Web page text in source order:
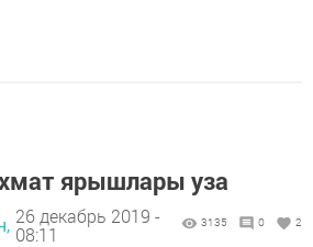
ярышлары уза
26 декабрь 2019 -
08:11
3135 0 2